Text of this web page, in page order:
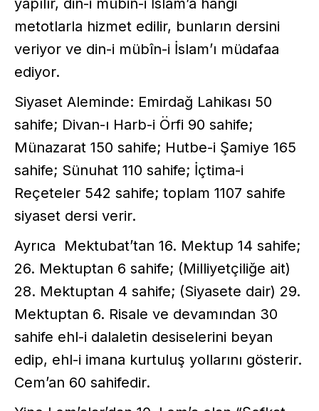
yapılır, din-i mübin-i İslam’a hangi
metotlarla hizmet edilir, bunların dersini
veriyor ve din-i mübîn-i İslam’ı müdafaa
ediyor.
Siyaset Aleminde: Emirdağ Lahikası 50
sahife; Divan-ı Harb-i Örfi 90 sahife;
Münazarat 150 sahife; Hutbe-i Şamiye 165
sahife; Sünuhat 110 sahife; İçtima-i
Reçeteler 542 sahife; toplam 1107 sahife
siyaset dersi verir.
Ayrıca Mektubat’tan 16. Mektup 14 sahife;
26. Mektuptan 6 sahife; (Milliyetçiliğe ait)
28. Mektuptan 4 sahife; (Siyasete dair) 29.
Mektuptan 6. Risale ve devamından 30
sahife ehl-i dalaletin desiselerini beyan
edip, ehl-i imana kurtuluş yollarını gösterir.
Cem’an 60 sahifedir.